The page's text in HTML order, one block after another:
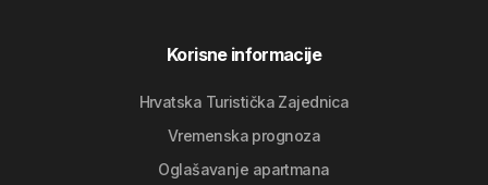
Korisne informacije
Hrvatska Turistička Zajednica
Vremenska prognoza
Oglašavanje apartmana